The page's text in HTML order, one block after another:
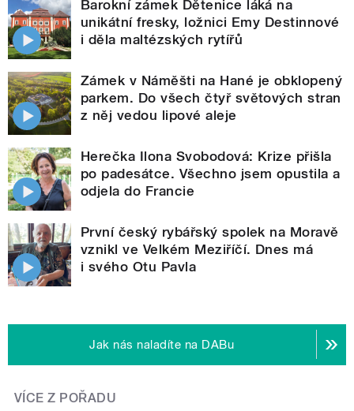
Barokní zámek Dětenice láká na
unikátní fresky, ložnici Emy Destinnové
i děla maltézských rytířů
Zámek v Náměšti na Hané je obklopený
parkem. Do všech čtyř světových stran
z něj vedou lipové aleje
Herečka Ilona Svobodová: Krize přišla
po padesátce. Všechno jsem opustila a
odjela do Francie
První český rybářský spolek na Moravě
vznikl ve Velkém Meziříčí. Dnes má
i svého Otu Pavla
Jak nás naladíte na DABu
VÍCE Z POŘADU